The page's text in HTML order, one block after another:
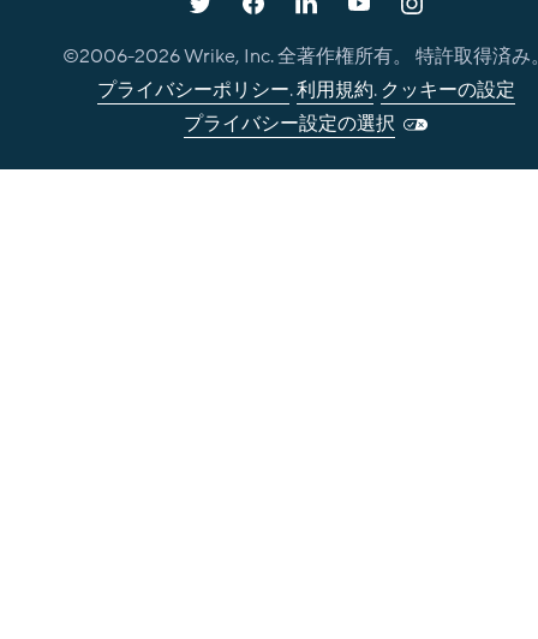
©2006-2026Wrike, Inc. 全著作権所有。 特許取得済み
プライバシーポリシー.利用規約. クッキーの設定
プライバシー設定の選択